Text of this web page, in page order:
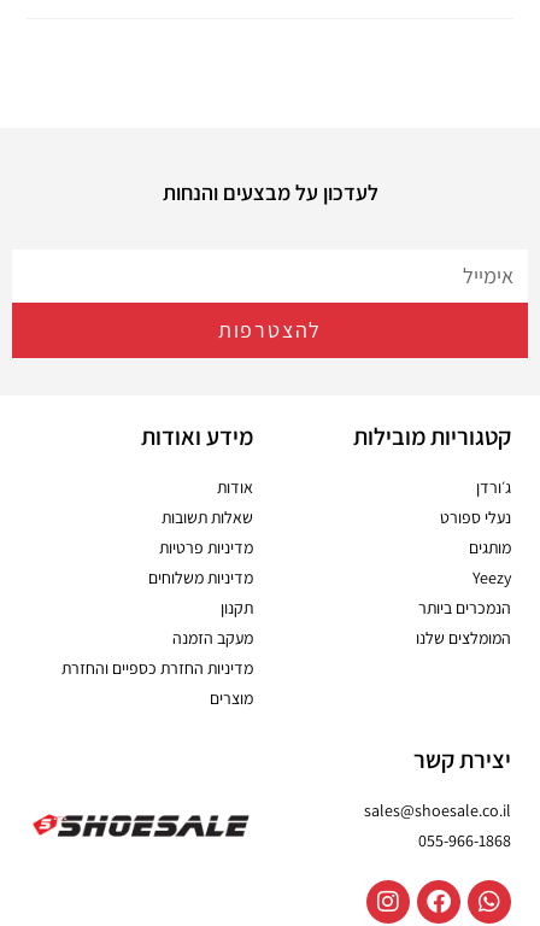
לעדכון על מבצעים והנחות
להצטרפות
קטגוריות מובילות
ג׳ורדן
נעלי ספורט
מותגים
Yeezy
הנמכרים ביותר
המומלצים שלנו
מידע ואודות
אודות
שאלות תשובות
מדיניות פרטיות
מדיניות משלוחים
תקנון
מעקב הזמנה
מדיניות החזרת כספיים והחזרת
מוצרים
יצירת קשר
sales@shoesale.co.il
055-966-1868